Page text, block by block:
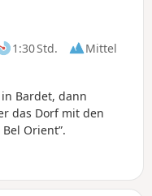
1:30 Std.
Mittel
in Bardet, dann
das Dorf mit den
Orient”.